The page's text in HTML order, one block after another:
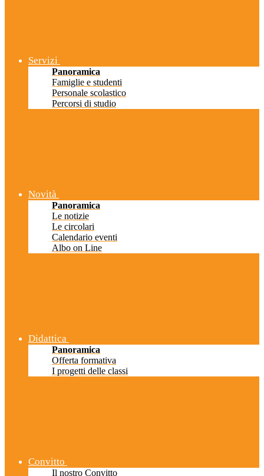
Servizi
Panoramica
Famiglie e studenti
Personale scolastico
Percorsi di studio
Novità
Panoramica
Le notizie
Le circolari
Calendario eventi
Albo on Line
Didattica
Panoramica
Offerta formativa
I progetti delle classi
Convitto
Il nostro Convitto